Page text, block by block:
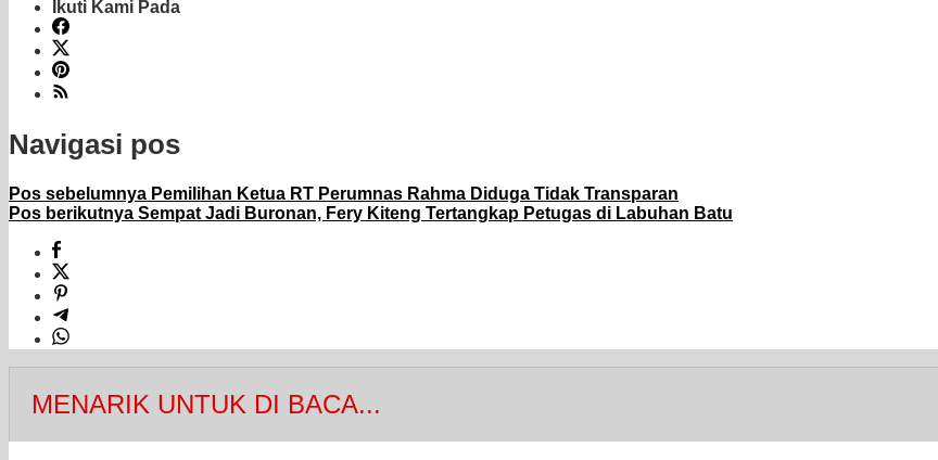
Ikuti Kami Pada
Navigasi pos
Pos sebelumnya Pemilihan Ketua RT Perumnas Rahma Diduga Tidak Transparan
Pos berikutnya Sempat Jadi Buronan, Fery Kiteng Tertangkap Petugas di Labuhan Batu
MENARIK UNTUK DI BACA...